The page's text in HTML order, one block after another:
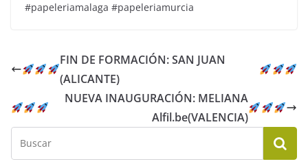
#papeleriamalaga #papeleriamurcia
FIN DE FORMACIÓN: SAN JUAN
(ALICANTE)
NUEVA INAUGURACIÓN: MELIANA
Alfil.be(VALENCIA)